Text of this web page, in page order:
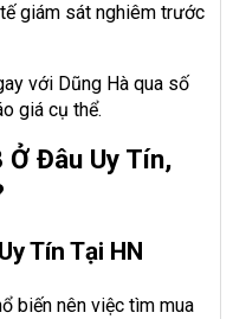
giám sát nghiêm trước
với Dũng Hà qua số
giá cụ thể.
Ở Đâu Uy Tín,
Tín Tại HN
biến nên việc tìm mua